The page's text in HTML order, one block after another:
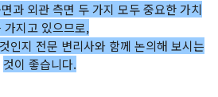
과 외관 측면 두 가지 모두 중요한 가치
가지고 있으므로,
인지 전문 변리사와 함께 논의해 보시는
것이 좋습니다.